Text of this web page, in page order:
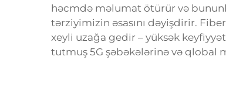
həcmdə məlumat ötürür və
tərziyimizin əsasını dəyişdirir.
xeyli uzağa gedir – yüksək
tutmuş 5G şəbəkələrinə və qlobal